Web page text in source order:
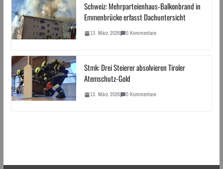
Schweiz: Mehrparteienhaus-Balkonbrand in
Emmenbrücke erfasst Dachuntersicht
13. März 2026 0 Kommentare
Stmk: Drei Steierer absolvieren Tiroler
Atemschutz-Gold
13. März 2026 0 Kommentare